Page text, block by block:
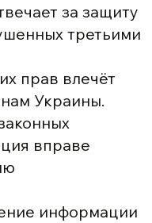
за защиту
третьими
прав влечёт
Украины.
вправе
информации